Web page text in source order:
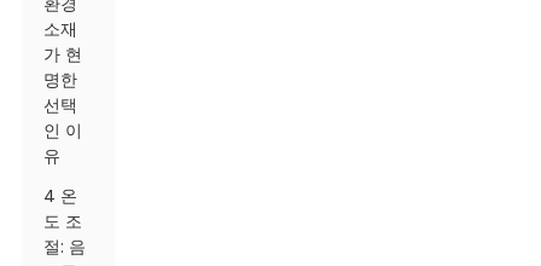
소재
가 현
명한
선택
인 이
유
4 온
도 조
절: 음